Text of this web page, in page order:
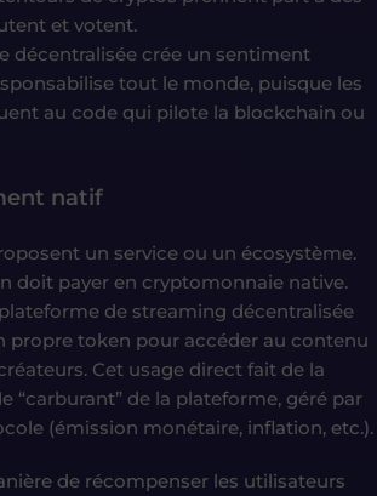
et votent.
décentralisée crée un sentiment
tout le monde, puisque les
au code qui pilote la blockchain ou
natif
un service ou un écosystème.
doit payer en cryptomonnaie native.
de streaming décentralisée
propre token pour accéder au contenu
Cet usage direct fait de la
“carburant” de la plateforme, géré par
(émission monétaire, inflation, etc.).
de récompenser les utilisateurs